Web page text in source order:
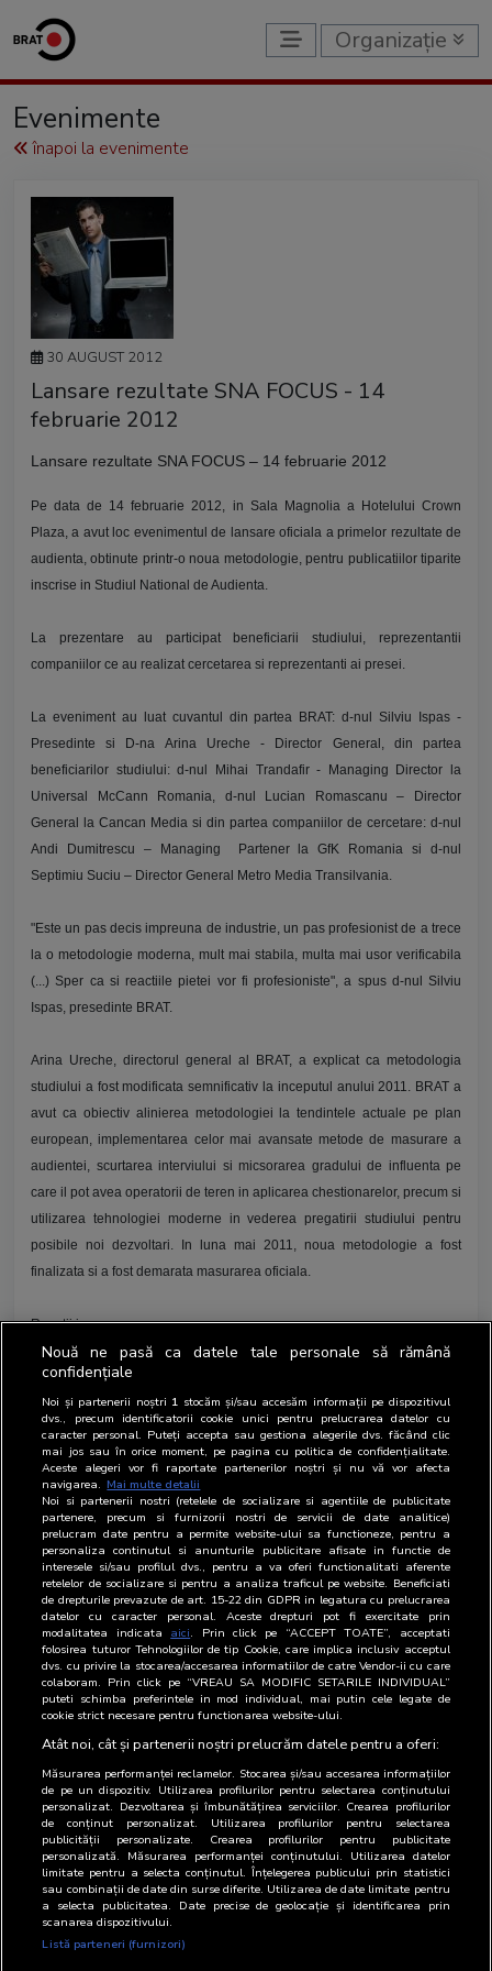
Organizație
Evenimente
înapoi la evenimente
30 AUGUST 2012
Lansare rezultate SNA FOCUS - 14
februarie 2012
Lansare rezultate SNA FOCUS – 14 februarie 2012
Pe data de 14 februarie 2012, in Sala Magnolia a Hotelului Crown
Plaza, a avut loc evenimentul de lansare oficiala a primelor rezultate de
audienta, obtinute printr-o noua metodologie, pentru publicatiilor tiparite
inscrise in Studiul National de Audienta.
La prezentare au participat beneficiarii studiului, reprezentantii
companiilor ce au realizat cercetarea si reprezentanti ai presei.
La eveniment au luat cuvantul din partea BRAT: d-nul Silviu Ispas -
Presedinte si D-na Arina Ureche - Director General, din partea
beneficiarilor studiului: d-nul Mihai Trandafir - Managing Director la
Universal McCann Romania, d-nul Lucian Romascanu – Director
General la Cancan Media si din partea companiilor de cercetare: d-nul
Andi Dumitrescu – Managing Partener la GfK Romania si d-nul
Septimiu Suciu – Director General Metro Media Transilvania.
"Este un pas decis impreuna de industrie, un pas profesionist de a trece
la o metodologie moderna, mult mai stabila, multa mai usor verificabila
(...) Sper ca si reactiile pietei vor fi profesioniste", a spus d-nul Silviu
Ispas, presedinte BRAT.
Arina Ureche, directorul general al BRAT, a explicat ca metodologia
studiului a fost modificata semnificativ la inceputul anului 2011. BRAT a
avut ca obiectiv alinierea metodologiei la tendintele actuale pe plan
european, implementarea celor mai avansate metode de masurare a
audientei, scurtarea interviului si micsorarea gradului de influenta pe
care il pot avea operatorii de teren in aplicarea chestionarelor, precum si
utilizarea tehnologiei moderne in vederea pregatirii studiului pentru
posibile noi dezvoltari. In luna mai 2011, noua metodologie a fost
finalizata si a fost demarata masurarea oficiala.
Reactii in presa:
www.mediafax.ro - BRAT a lansat rezultatele de adienta ale SNA
obtinute cu noua metodologie a studiului
www.hotnews.ro - Audientele de presa scrisa. Numarul cititorilor scade
abrupt in cazul majoritatii ziarelor. Noul val SNA.
www.comunicatedepresa.ro - Practic in bucatarie cea mai citita
publicatie din Romania
www.stiriazi.ro - BRAT a lansat rezultatele de audienta ale SNA obtinute
cu noua metodologie a studiului
Mai multe informatii puteti gasi in comunicatul de presa, de mai jos,
remis de BRAT cu ocazia acestui eveniment.
Nouă ne pasă ca datele tale personale să rămână
confidențiale
Noi și partenerii noștri 1 stocăm și/sau accesăm informații pe dispozitivul
dvs., precum identificatorii cookie unici pentru prelucrarea datelor cu
caracter personal. Puteți accepta sau gestiona alegerile dvs. făcând clic
mai jos sau în orice moment, pe pagina cu politica de confidențialitate.
Aceste alegeri vor fi raportate partenerilor noștri și nu vă vor afecta
navigarea. Mai multe detalii
Noi si partenerii nostri (retelele de socializare si agentiile de publicitate
partenere, precum si furnizorii nostri de servicii de date analitice)
prelucram date pentru a permite website-ului sa functioneze, pentru a
personaliza continutul si anunturile publicitare afisate in functie de
interesele si/sau profilul dvs., pentru a va oferi functionalitati aferente
retelelor de socializare si pentru a analiza traficul pe website. Beneficiati
de drepturile prevazute de art. 15-22 din GDPR in legatura cu prelucrarea
datelor cu caracter personal. Aceste drepturi pot fi exercitate prin
modalitatea indicata aici. Prin click pe “ACCEPT TOATE”, acceptati
folosirea tuturor Tehnologiilor de tip Cookie, care implica inclusiv acceptul
dvs. cu privire la stocarea/accesarea informatiilor de catre Vendor-ii cu care
colaboram. Prin click pe “VREAU SA MODIFIC SETARILE INDIVIDUAL”
puteti schimba preferintele in mod individual, mai putin cele legate de
cookie strict necesare pentru functionarea website-ului.
Atât noi, cât și partenerii noștri prelucrăm datele pentru a oferi:
Măsurarea performanței reclamelor. Stocarea și/sau accesarea informațiilor
de pe un dispozitiv. Utilizarea profilurilor pentru selectarea conținutului
personalizat. Dezvoltarea și îmbunătățirea serviciilor. Crearea profilurilor
de conținut personalizat. Utilizarea profilurilor pentru selectarea
publicității personalizate. Crearea profilurilor pentru publicitate
personalizată. Măsurarea performanței conținutului. Utilizarea datelor
limitate pentru a selecta conținutul. Înțelegerea publicului prin statistici
sau combinații de date din surse diferite. Utilizarea de date limitate pentru
a selecta publicitatea. Date precise de geolocație și identificarea prin
scanarea dispozitivului.
Listă parteneri (furnizori)